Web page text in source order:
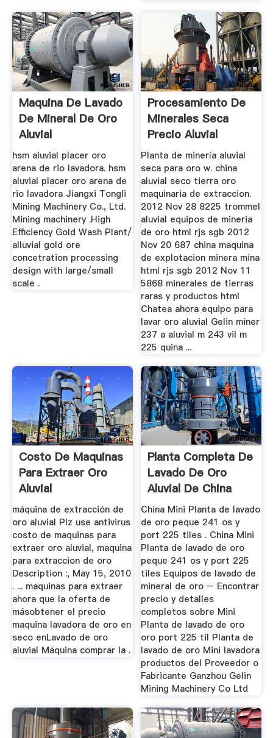
Maquina De Lavado
De Mineral De Oro
Aluvial
hsm aluvial placer oro
arena de rio lavadora. hsm
aluvial placer oro arena de
rio lavadora Jiangxi Tongli
Mining Machinery Co., Ltd.
Mining machinery .High
Efficiency Gold Wash Plant/
alluvial gold ore
concetration processing
design with large/small
scale .
Procesamiento De
Minerales Seca
Precio Aluvial
Planta de minería aluvial
seca para oro w. china
aluvial seco tierra oro
maquinaria de extraccion.
2012 Nov 28 8225 trommel
aluvial equipos de mineria
de oro html rjs sgb 2012
Nov 20 687 china maquina
de explotacion minera mina
html rjs sgb 2012 Nov 11
5868 minerales de tierras
raras y productos html
Chatea ahora equipo para
lavar oro aluvial Gelin miner
237 a aluvial m 243 vil m
225 quina ...
Costo De Maquinas
Para Extraer Oro
Aluvial
máquina de extracción de
oro aluvial Plz use antivirus
costo de maquinas para
extraer oro aluvial, maquina
para extraccion de oro
Description :, May 15, 2010
. ... maquinas para extraer
ahora que la oferta de
másobtener el precio
maquina lavadora de oro en
seco enLavado de oro
aluvial Máquina comprar la .
Planta Completa De
Lavado De Oro
Aluvial De China
Para ...
China Mini Planta de lavado
de oro peque 241 os y
port 225 tiles . China Mini
Planta de lavado de oro
peque 241 os y port 225
tiles Equipos de lavado de
mineral de oro – Encontrar
precio y detalles
completos sobre Mini
Planta de lavado de oro
oro port 225 til Planta de
lavado de oro Mini lavadora
productos del Proveedor o
Fabricante Ganzhou Gelin
Mining Machinery Co Ltd